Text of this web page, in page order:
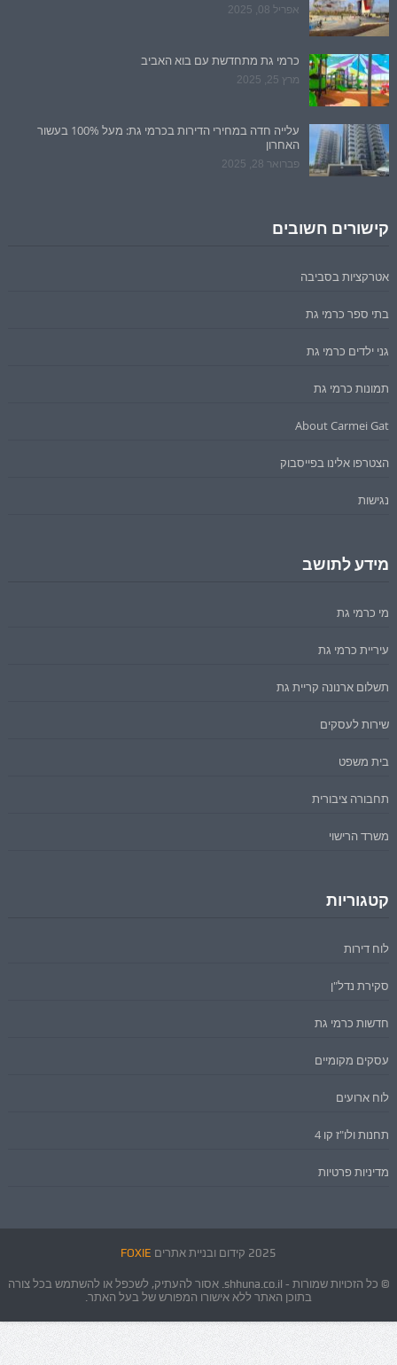
אפריל 08, 2025
כרמי גת מתחדשת עם בוא האביב
מרץ 25, 2025
עלייה חדה במחירי הדירות בכרמי גת: מעל 100% בעשור
האחרון
פברואר 28, 2025
קישורים חשובים
אטרקציות בסביבה
בתי ספר כרמי גת
גני ילדים כרמי גת
תמונות כרמי גת
About Carmei Gat
הצטרפו אלינו בפייסבוק
נגישות
מידע לתושב
מי כרמי גת
עיריית כרמי גת
תשלום ארנונה קריית גת
שירות לעסקים
בית משפט
תחבורה ציבורית
משרד הרישוי
קטגוריות
לוח דירות
סקירת נדל"ן
חדשות כרמי גת
עסקים מקומיים
לוח ארועים
תחנות ולו"ז קו 4
מדיניות פרטיות
2025 קידום ובניית אתרים FOXIE
© כל הזכויות שמורות - shhuna.co.il. אסור להעתיק, לשכפל או להשתמש בכל צורה
בתוכן האתר ללא אישורו המפורש של בעל האתר.